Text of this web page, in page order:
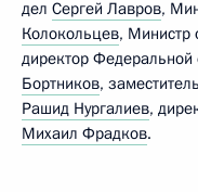
дел Сергей Лавров,
Колокольцев, Министр
директор Федеральной
Бортников,
Рашид Нургалиев,
Михаил Фрадков.